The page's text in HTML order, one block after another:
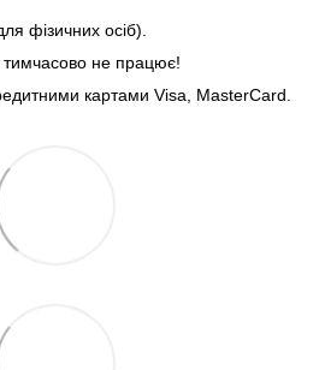
фізичних осіб).
не працює!
картами Visa, MasterCard.